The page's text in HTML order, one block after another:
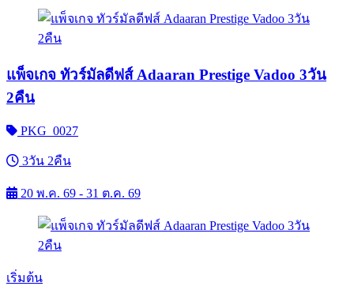
แพ็จเกจ ทัวร์มัลดีฟส์ Adaaran Prestige Vadoo 3วัน
2คืน
PKG_0027
3วัน 2คืน
20 พ.ค. 69 - 31 ต.ค. 69
เริ่มต้น